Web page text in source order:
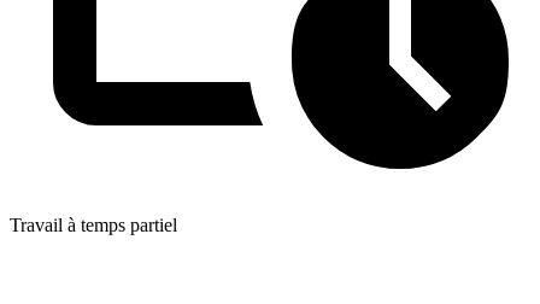
Travail à temps partiel